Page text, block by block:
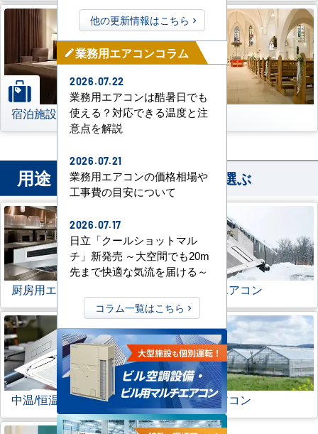
宿泊施設 その他
用途 から業務用エアコンを選ぶ
厨房用エアコン 寒冷地用エアコン
中温/恒温用エアコン 農業用エアコン
他の更新情報はこちら
mode_edit業務用エアコンコラム
2026.07.22
業務用エアコンは酷暑日でも
使える？対応できる温度と注
意点を解説
2026.07.21
業務用エアコンの価格相場や
工事費の目安について
2026.07.17
日立「クールショットマル
チ」新発売 ～大空間でも20m
先まで快適な気流を届ける～
コラム一覧はこちら